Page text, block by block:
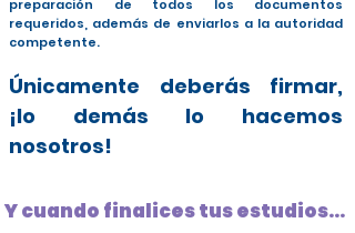
preparación de todos los documentos
requeridos, además de enviarlos a la autoridad
competente.
Únicamente deberás firmar,
¡lo demás lo hacemos
nosotros!
Y cuando finalices tus estudios...